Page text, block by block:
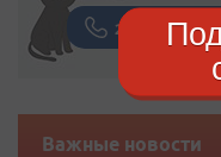
Важные новости